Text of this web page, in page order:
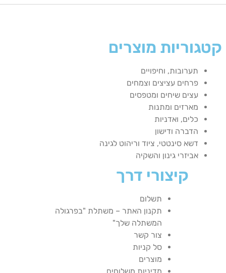
קטגוריות מוצרים
תערובות, וחיפויים
פרחים עציצים וצמחים
עצים שיחים ומטפסים
מארזים ומתנות
כלים, ואדניות
הדברה ודישון
דשא סינטטי, ציוד וריהוט לגינה
אביזרי גינון והשקיה
קיצורי דרך
תשלום
תקנון האתר – משתלת "בפרגולה
המשתלה שלך"
צור קשר
סל קניות
מוצרים
מדיניות משלוחים